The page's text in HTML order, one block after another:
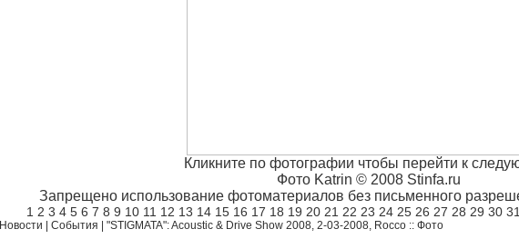
Кликните по фотографии чтобы перейти к
Фото Katrin © 2008 Stinfa.ru
Запрещено использование фотоматериалов без письменного
1 2 3 4 5 6 7 8 9 10 11 12 13 14 15 16 17 18 19 20 21 22 23 24 25 26 27 28 29 30 31
Новости События "STIGMATA": Acoustic & Drive Show 2008, 2-03-2008, Rocco :: Фото